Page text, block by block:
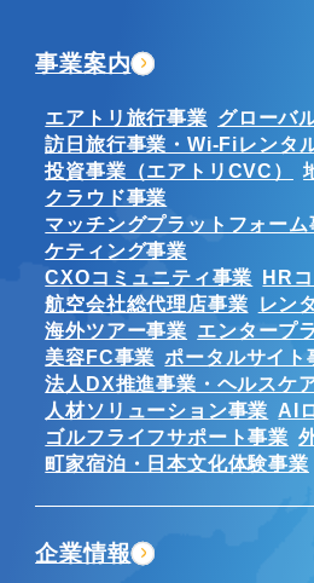
事業案内
エアトリ旅行事業 グローバ
訪日旅行事業・Wi-Fiレンタ
投資事業（エアトリCVC）
クラウド事業
マッチングプラットフォー
ケティング事業
CXOコミュニティ事業
HR
航空会社総代理店事業
レン
海外ツアー事業 エンタープ
美容FC事業 ポータルサイト
法人DX推進事業・ヘルスケ
人材ソリューション事業 AI
ゴルフライフサポート事業
町家宿泊・日本文化体験事業
企業情報